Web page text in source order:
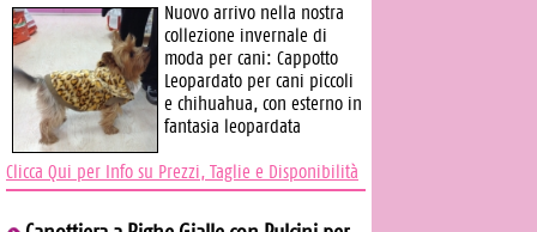
Nuovo arrivo nella nostra
collezione invernale di
moda per cani: Cappotto
Leopardato per cani piccoli
e chihuahua, con esterno in
fantasia leopardata
Clicca Qui per Info su Prezzi, Taglie e Disponibilità